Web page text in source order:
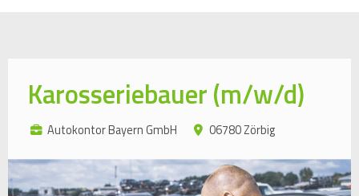
Karosseriebauer (m/w/d)
Autokontor Bayern GmbH 06780 Zörbig